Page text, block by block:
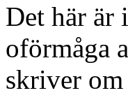
Det här är
oförmåga
skriver